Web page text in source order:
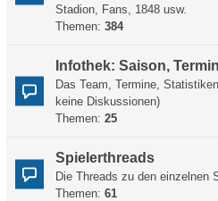
Stadion, Fans, 1848 usw.
Themen: 384
Infothek: Saison,
Das Team, Termine,
keine Diskussionen)
Themen: 25
Spielerthreads
Die Threads zu den einzelnen
Themen: 61